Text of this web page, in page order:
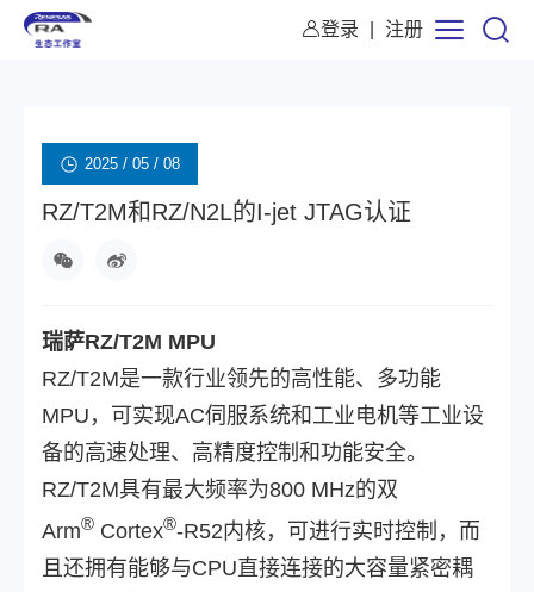
登录 注册
2025 / 05 / 08
RZ/T2M和RZ/N2L的I-jet JTAG认证
瑞萨RZ/T2M MPU
RZ/T2M是一款行业领先的高性能、多功能
MPU，可实现AC伺服系统和工业电机等工业设
备的高速处理、高精度控制和功能安全。
RZ/T2M具有最大频率为800 MHz的双
Arm® Cortex®-R52内核，可进行实时控制，而
且还拥有能够与CPU直接连接的大容量紧密耦